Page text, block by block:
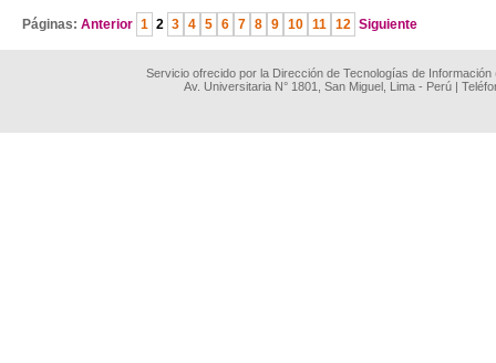
Páginas: Anterior 1 2 3 4 5 6 7 8 9 10 11 12 Siguiente
Servicio ofrecido por la Dirección de Tecnologías de
Av. Universitaria N° 1801, San Miguel, Lima - Perú |